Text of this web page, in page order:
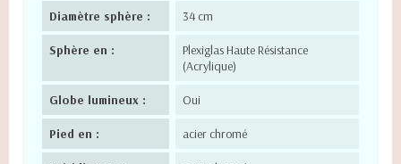
Diamètre sphère : 34 cm
Sphère en :
Plexiglas Haute Résistance
(Acrylique)
Globe lumineux : Oui
Pied en : acier chromé